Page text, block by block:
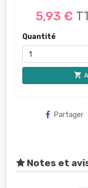
5,93 €
Quantité
shopping_cart
Partager
Notes et